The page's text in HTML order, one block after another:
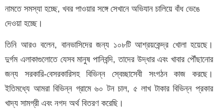
নামতে সমস্যা হচ্ছে, খবর পাওয়ার সঙ্গে সেখানে অভিযান চালিয়ে বাঁধ ভেঙে
দেওয়া হচ্ছে।
তিনি আরও বলেন, বানভাসিদের জন্য ১০৮টি আশ্রয়কেন্দ্র খোলা হয়েছে।
দুর্গম এলাকাগুলোতে যেসব মানুষ পানিবন্দি, তাদের উদ্ধার এবং খাবার পৌঁছানোর
জন্য সরকারি-বেসরকারিসহ বিভিন্ন স্বেচ্ছাসেবী সংগঠন কাজ করছে।
ইতিমধ্যে আমরা বিভিন্ন গ্রামে ৬০ টন চাল, ৫ লাখ টাকার বিভিন্ন প্রকার
খাদ্য সামগ্রী এবং নগদ অর্থ বিতরণ করেছি।